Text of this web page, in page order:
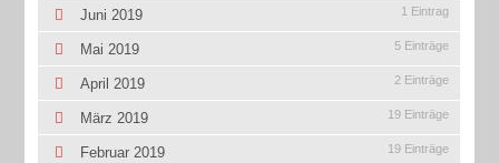
Juni 2019 1 Eintrag
Mai 2019 5 Einträge
April 2019 2 Einträge
März 2019 19 Einträge
Februar 2019 19 Einträge